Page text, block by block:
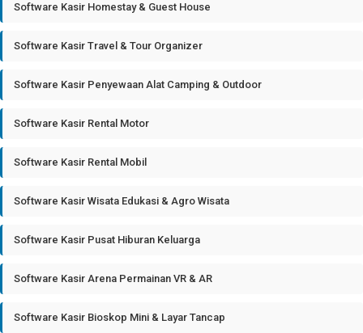
Software Kasir Homestay & Guest House
Software Kasir Travel & Tour Organizer
Software Kasir Penyewaan Alat Camping & Outdoor
Software Kasir Rental Motor
Software Kasir Rental Mobil
Software Kasir Wisata Edukasi & Agro Wisata
Software Kasir Pusat Hiburan Keluarga
Software Kasir Arena Permainan VR & AR
Software Kasir Bioskop Mini & Layar Tancap